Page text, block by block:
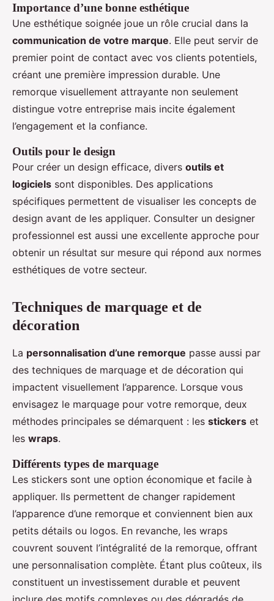
Importance d’une bonne esthétique
Une esthétique soignée joue un rôle crucial dans la
communication de votre marque. Elle peut servir de
premier point de contact avec vos clients potentiels,
créant une première impression durable. Une
remorque visuellement attrayante non seulement
distingue votre entreprise mais incite également
l’engagement et la confiance.
Outils pour le design
Pour créer un design efficace, divers outils et
logiciels sont disponibles. Des applications
spécifiques permettent de visualiser les concepts de
design avant de les appliquer. Consulter un designer
professionnel est aussi une excellente approche pour
obtenir un résultat sur mesure qui répond aux normes
esthétiques de votre secteur.
Techniques de marquage et de
décoration
La personnalisation d’une remorque passe aussi par
des techniques de marquage et de décoration qui
impactent visuellement l’apparence. Lorsque vous
envisagez le marquage pour votre remorque, deux
méthodes principales se démarquent : les stickers et
les wraps.
Différents types de marquage
Les stickers sont une option économique et facile à
appliquer. Ils permettent de changer rapidement
l’apparence d’une remorque et conviennent bien aux
petits détails ou logos. En revanche, les wraps
couvrent souvent l’intégralité de la remorque, offrant
une personnalisation complète. Étant plus coûteux, ils
constituent un investissement durable et peuvent